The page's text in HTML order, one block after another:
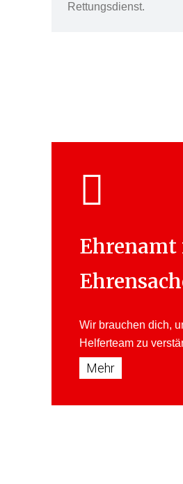
Rettungsdienst.
Ehrenamt
Wir brauchen dich,
Helferteam zu
Mehr